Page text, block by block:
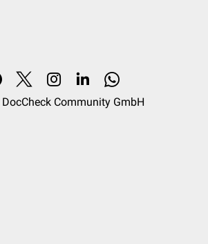
DocCheck Community GmbH